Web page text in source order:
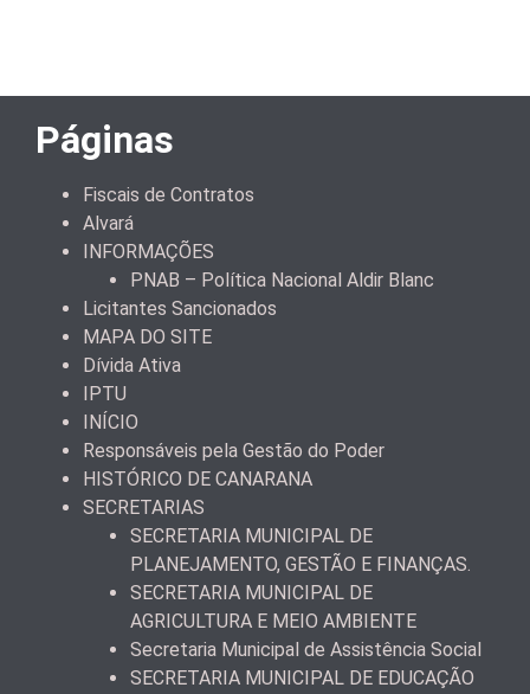
Páginas
Fiscais de Contratos
Alvará
INFORMAÇÕES
PNAB – Política Nacional Aldir Blanc
Licitantes Sancionados
MAPA DO SITE
Dívida Ativa
IPTU
INÍCIO
Responsáveis pela Gestão do Poder
HISTÓRICO DE CANARANA
SECRETARIAS
SECRETARIA MUNICIPAL DE
PLANEJAMENTO, GESTÃO E FINANÇAS.
SECRETARIA MUNICIPAL DE
AGRICULTURA E MEIO AMBIENTE
Secretaria Municipal de Assistência Social
SECRETARIA MUNICIPAL DE EDUCAÇÃO